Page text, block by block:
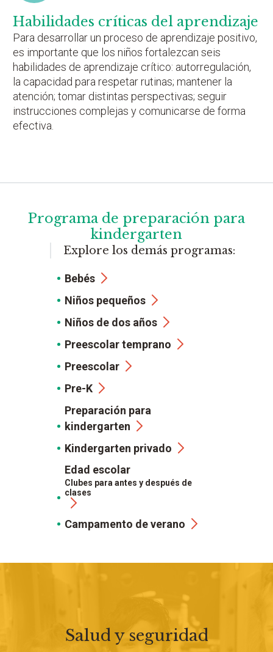
Habilidades críticas del aprendizaje
Para desarrollar un proceso de aprendizaje positivo,
es importante que los niños fortalezcan seis
habilidades de aprendizaje crítico: autorregulación,
la capacidad para respetar rutinas; mantener la
atención; tomar distintas perspectivas; seguir
instrucciones complejas y comunicarse de forma
efectiva.
Programa de preparación para
kindergarten
Explore los demás programas:
Bebés
Niños pequeños
Niños de dos años
Preescolar temprano
Preescolar
Pre-K
Preparación para
kindergarten
Kindergarten privado
Edad escolar
Clubes para antes y después de
clases
Campamento de verano
Salud y seguridad